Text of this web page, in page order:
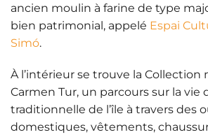
ancien moulin à farine de type
bien patrimonial, appelé Espai
Simó.
À l’intérieur se trouve la Collection
Carmen Tur, un parcours sur la vie
traditionnelle de l’île à travers des
domestiques, vêtements,